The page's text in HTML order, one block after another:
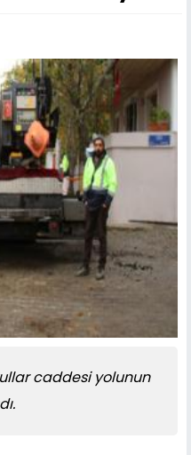
caddesi yolunun